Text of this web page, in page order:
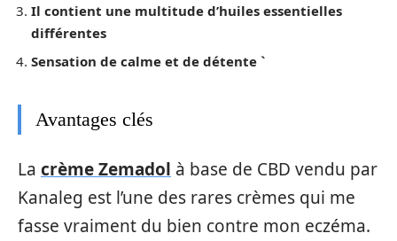
Il contient une multitude d’huiles essentielles
différentes
Sensation de calme et de détente `
Avantages clés
La crème Zemadol à base de CBD vendu par
Kanaleg est l’une des rares crèmes qui me
fasse vraiment du bien contre mon eczéma.